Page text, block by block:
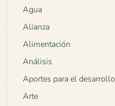
Agua
Alianza
Alimentación
Análisis
Aportes para el desarrollo
Arte